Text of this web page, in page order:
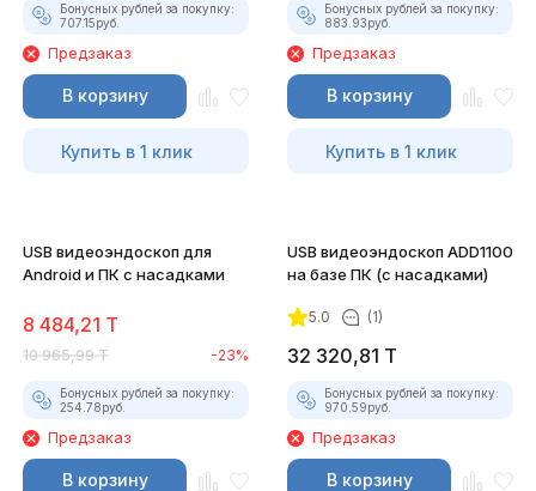
Бонусных рублей за покупку:
707.15руб.
Предзаказ
В корзину
Купить в 1 клик
Бонусных рублей за покупку:
883.93руб.
Предзаказ
В корзину
Купить в 1 клик
USB видеоэндоскоп для
Android и ПК с насадками
8 484,21 T
10 965,99 T -23%
Бонусных рублей за покупку:
254.78руб.
Предзаказ
В корзину
USB видеоэндоскоп ADD1100
на базе ПК (с насадками)
5.0 (1)
32 320,81 T
Бонусных рублей за покупку:
970.59руб.
Предзаказ
В корзину